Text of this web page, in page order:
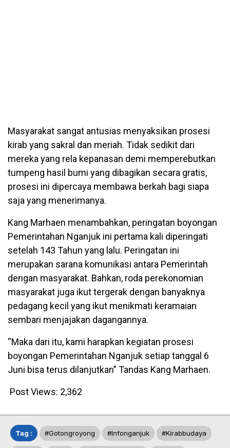
Masyarakat sangat antusias menyaksikan prosesi
kirab yang sakral dan meriah. Tidak sedikit dari
mereka yang rela kepanasan demi memperebutkan
tumpeng hasil bumi yang dibagikan secara gratis,
prosesi ini dipercaya membawa berkah bagi siapa
saja yang menerimanya.
Kang Marhaen menambahkan, peringatan boyongan
Pemerintahan Nganjuk ini pertama kali diperingati
setelah 143 Tahun yang lalu. Peringatan ini
merupakan sarana komunikasi antara Pemerintah
dengan masyarakat. Bahkan, roda perekonomian
masyarakat juga ikut tergerak dengan banyaknya
pedagang kecil yang ikut menikmati keramaian
sembari menjajakan dagangannya.
“Maka dari itu, kami harapkan kegiatan prosesi
boyongan Pemerintahan Nganjuk setiap tanggal 6
Juni bisa terus dilanjutkan” Tandas Kang Marhaen.
Post Views: 2,362
Tag : #gotongroyong #infonganjuk #kirabbudaya